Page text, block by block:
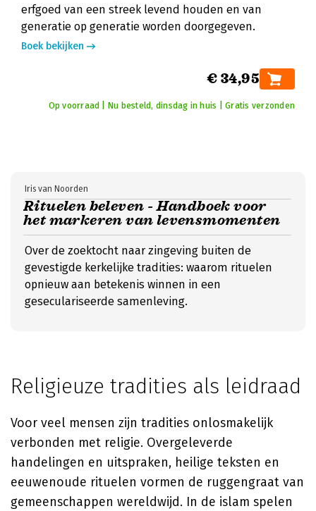
erfgoed van een streek levend houden en van
generatie op generatie worden doorgegeven.
Boek bekijken
€ 34,95
Op voorraad | Nu besteld, dinsdag in huis | Gratis verzonden
Rituelen beleven - Handboek voor
het markeren van levensmomenten
Iris van Noorden
Over de zoektocht naar zingeving buiten de
gevestigde kerkelijke tradities: waarom rituelen
opnieuw aan betekenis winnen in een
geseculariseerde samenleving.
Religieuze tradities als leidraad
Voor veel mensen zijn tradities onlosmakelijk
verbonden met religie. Overgeleverde
handelingen en uitspraken, heilige teksten en
eeuwenoude rituelen vormen de ruggengraat van
gemeenschappen wereldwijd. In de islam spelen